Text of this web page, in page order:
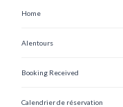
Home
Alentours
Booking Received
Calendrier de réservation